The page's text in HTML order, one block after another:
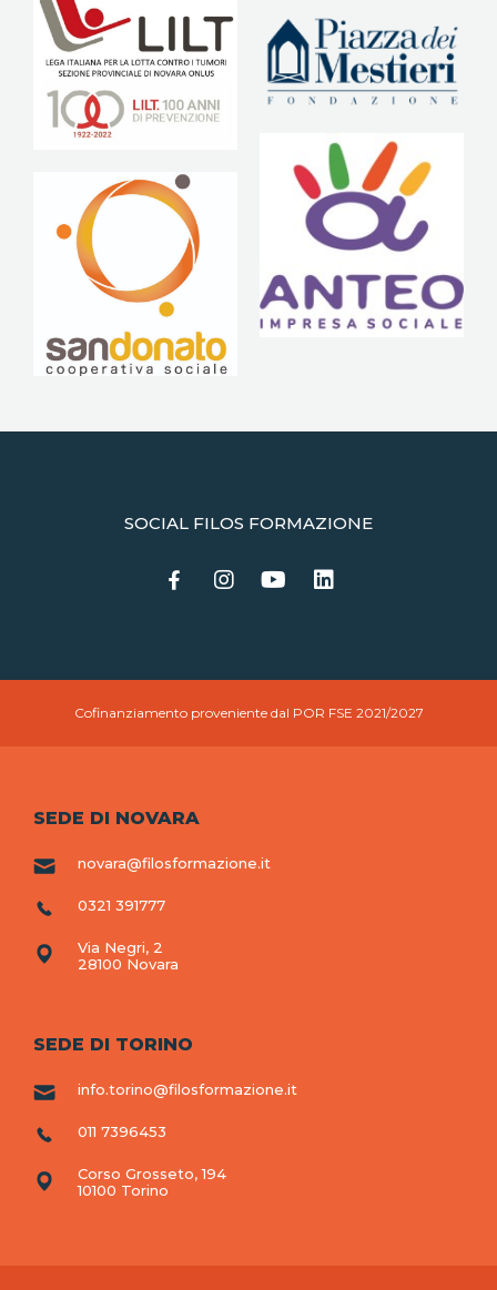
SOCIAL FILOS FORMAZIONE
Cofinanziamento proveniente dal POR FSE 2021/2027
SEDE DI NOVARA
novara@filosformazione.it
0321 391777
Via Negri, 2
28100 Novara
SEDE DI TORINO
info.torino@filosformazione.it
011 7396453
Corso Grosseto, 194
10100 Torino